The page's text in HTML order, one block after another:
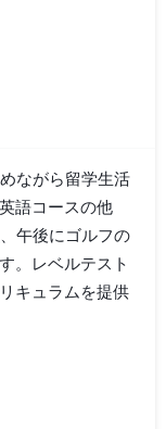
ながら留学生活
語コースの他
午後にゴルフの
。レベルテスト
キュラムを提供